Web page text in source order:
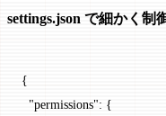
settings.json で細かく制
{
  "permissions"
: {